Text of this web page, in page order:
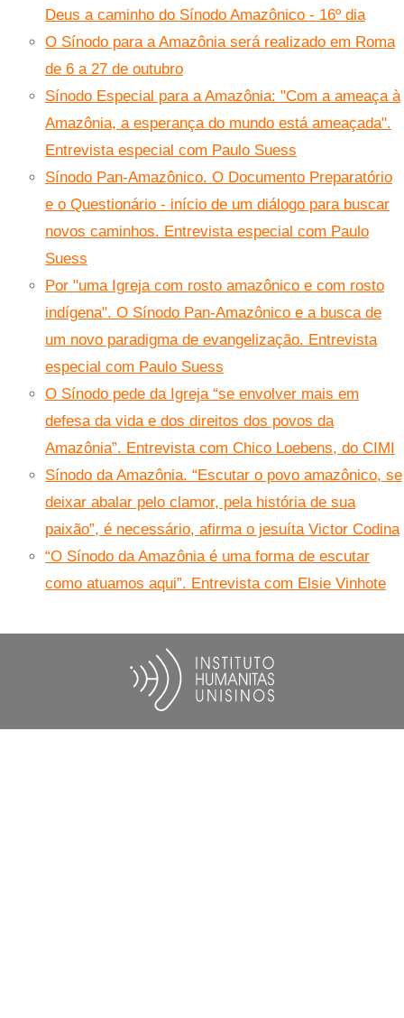
Deus a caminho do Sínodo Amazônico - 16º dia
O Sínodo para a Amazônia será realizado em Roma
de 6 a 27 de outubro
Sínodo Especial para a Amazônia: "Com a ameaça à
Amazônia, a esperança do mundo está ameaçada".
Entrevista especial com Paulo Suess
Sínodo Pan-Amazônico. O Documento Preparatório
e o Questionário - início de um diálogo para buscar
novos caminhos. Entrevista especial com Paulo
Suess
Por "uma Igreja com rosto amazônico e com rosto
indígena". O Sínodo Pan-Amazônico e a busca de
um novo paradigma de evangelização. Entrevista
especial com Paulo Suess
O Sínodo pede da Igreja “se envolver mais em
defesa da vida e dos direitos dos povos da
Amazônia”. Entrevista com Chico Loebens, do CIMI
Sínodo da Amazônia. “Escutar o povo amazônico, se
deixar abalar pelo clamor, pela história de sua
paixão”, é necessário, afirma o jesuíta Victor Codina
“O Sínodo da Amazônia é uma forma de escutar
como atuamos aqui”. Entrevista com Elsie Vinhote